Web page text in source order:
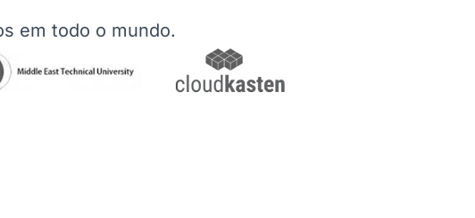
em todo o mundo.